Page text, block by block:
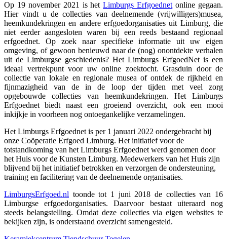
Op 19 november 2021 is hetLimburgs Erfgoednet online gegaan.
Hier vindt u de collecties van deelnemende (vrijwilligers)musea,
heemkundekringen en andere erfgoedorganisaties uit Limburg, die
niet eerder aangesloten waren bij een reeds bestaand regionaal
erfgoednet. Op zoek naar specifieke informatie uit uw eigen
omgeving, of gewoon benieuwd naar de (nog) onontdekte verhalen
uit de Limburgse geschiedenis? Het Limburgs ErfgoedNet is een
ideaal vertrekpunt voor uw online zoektocht. Grasduin door de
collectie van lokale en regionale musea of ontdek de rijkheid en
fijnmazigheid van de in de loop der tijden met veel zorg
opgebouwde collecties van heemkundekringen. Het Limburgs
Erfgoednet biedt naast een groeiend overzicht, ook een mooi
inkijkje in voorheen nog ontoegankelijke verzamelingen.
Het Limburgs Erfgoednet is per 1 januari 2022 ondergebracht bij
onze Coöperatie Erfgoed Limburg. Het initiatief voor de
totstandkoming van het Limburgs Erfgoednet werd genomen door
het Huis voor de Kunsten Limburg. Medewerkers van het Huis zijn
blijvend bij het initiatief betrokken en verzorgen de ondersteuning,
training en facilitering van de deelnemende organisaties.
LimburgsErfgoed.nl toonde tot 1 juni 2018 de collecties van 16
Limburgse erfgoedorganisaties. Daarvoor bestaat uiteraard nog
steeds belangstelling. Omdat deze collecties via eigen websites te
bekijken zijn, is onderstaand overzicht samengesteld.